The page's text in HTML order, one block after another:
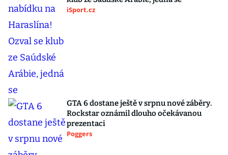
iSport.cz
GTA 6 dostane ještě v srpnu nové záběry.
Rockstar oznámil dlouho očekávanou
prezentaci
Poggers